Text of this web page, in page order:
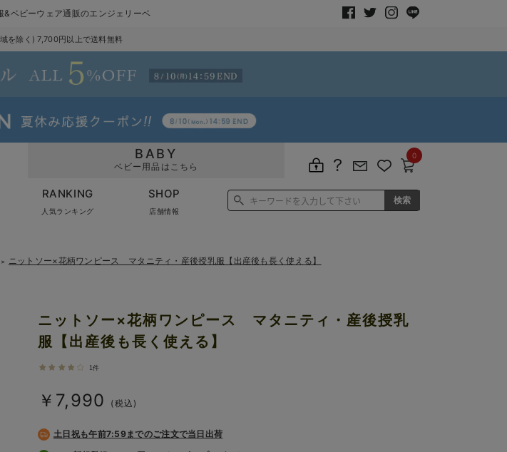
&ベビーウェア通販のエンジェリーベ
を除く) 7,700円以上で送料無料
BABY
ベビー用品はこちら
0
RANKING
人気ランキング
SHOP
店舗情報
＞ ニットソー×花柄ワンピース マタニティ・産後授乳服【出産後も長く使える】
ニットソー×花柄ワンピース マタニティ・産後授乳
服【出産後も長く使える】
1件
￥7,990 (税込)
土日祝も午前7:59までのご注文で当日出荷